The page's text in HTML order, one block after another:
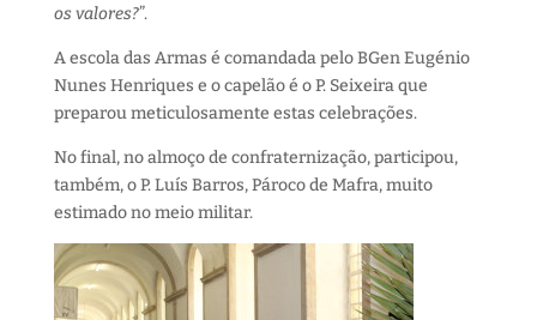
os valores?”.
A escola das Armas é comandada pelo BGen Eugénio
Nunes Henriques e o capelão é o P. Seixeira que
preparou meticulosamente estas celebrações.
No final, no almoço de confraternização, participou,
também, o P. Luís Barros, Pároco de Mafra, muito
estimado no meio militar.